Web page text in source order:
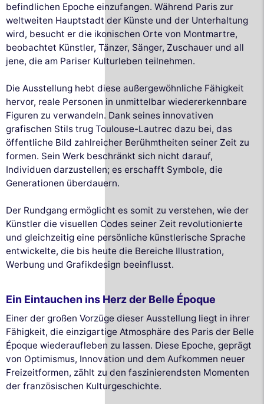
befindlichen Epoche einzufangen. Während Paris zur
weltweiten Hauptstadt der Künste und der Unterhaltung
wird, besucht er die ikonischen Orte von Montmartre,
beobachtet Künstler, Tänzer, Sänger, Zuschauer und all
jene, die am Pariser Kulturleben teilnehmen.
Die Ausstellung hebt diese außergewöhnliche Fähigkeit
hervor, reale Personen in unmittelbar wiedererkennbare
Figuren zu verwandeln. Dank seines innovativen
grafischen Stils trug Toulouse-Lautrec dazu bei, das
öffentliche Bild zahlreicher Berühmtheiten seiner Zeit zu
formen. Sein Werk beschränkt sich nicht darauf,
Individuen darzustellen; es erschafft Symbole, die
Generationen überdauern.
Der Rundgang ermöglicht es somit zu verstehen, wie der
Künstler die visuellen Codes seiner Zeit revolutionierte
und gleichzeitig eine persönliche künstlerische Sprache
entwickelte, die bis heute die Bereiche Illustration,
Werbung und Grafikdesign beeinflusst.
Ein Eintauchen ins Herz der Belle Époque
Einer der großen Vorzüge dieser Ausstellung liegt in ihrer
Fähigkeit, die einzigartige Atmosphäre des Paris der Belle
Époque wiederaufleben zu lassen. Diese Epoche, geprägt
von Optimismus, Innovation und dem Aufkommen neuer
Freizeitformen, zählt zu den faszinierendsten Momenten
der französischen Kulturgeschichte.